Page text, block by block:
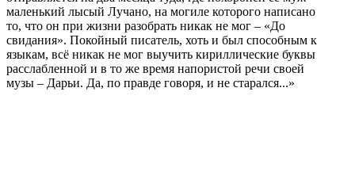
маленький лысый Лучано, на могиле которого написано
то, что он при жизни разобрать никак не мог – «До
свидания». Покойный писатель, хоть и был способным к
языкам, всё никак не мог выучить кириллические буквы
расслабленной и в то же время напористой речи своей
музы – Дарьи. Да, по правде говоря, и не старался...»